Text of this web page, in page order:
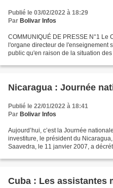
Publié le 03/02/2022 à 18:29
Par Bolivar Infos
COMMUNIQUÉ DE PRESSE N°1
l'organe directeur de l'enseignement
public qu'en raison de la situation
Nicaragua : Journée
Publié le 22/01/2022 à 18:41
Par Bolivar Infos
Aujourd’hui, c’est la Journée
investiture, le président du
Saavedra, le 11 janvier 2007, a
Cuba : Les assistantes